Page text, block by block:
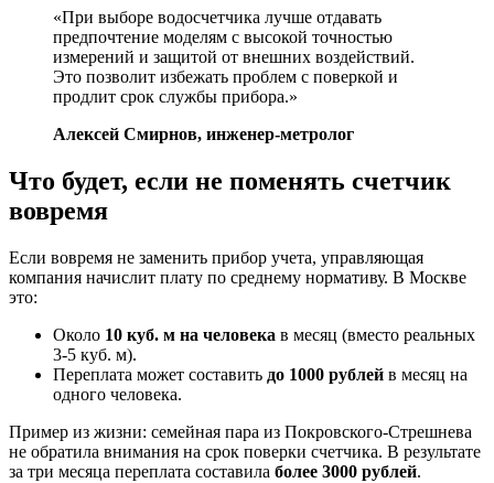
«При выборе водосчетчика лучше отдавать
предпочтение моделям с высокой точностью
измерений и защитой от внешних воздействий.
Это позволит избежать проблем с поверкой и
продлит срок службы прибора.»
Алексей Смирнов, инженер-метролог
Что будет, если не поменять счетчик
вовремя
Если вовремя не заменить прибор учета, управляющая
компания начислит плату по среднему нормативу. В Москве
это:
Около 10 куб. м на человека в месяц (вместо реальных
3-5 куб. м).
Переплата может составить до 1000 рублей в месяц на
одного человека.
Пример из жизни: семейная пара из Покровского-Стрешнева
не обратила внимания на срок поверки счетчика. В результате
за три месяца переплата составила более 3000 рублей.